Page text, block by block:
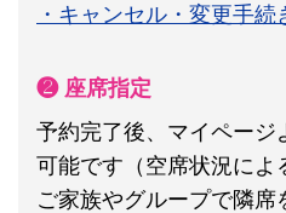
・キャンセル・変更手続
❷ 座席指定
予約完了後、マイページ
可能です（空席状況によ
ご家族やグループで隣席